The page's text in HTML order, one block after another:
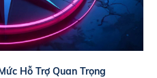
Hỗ Trợ Quan Trọng